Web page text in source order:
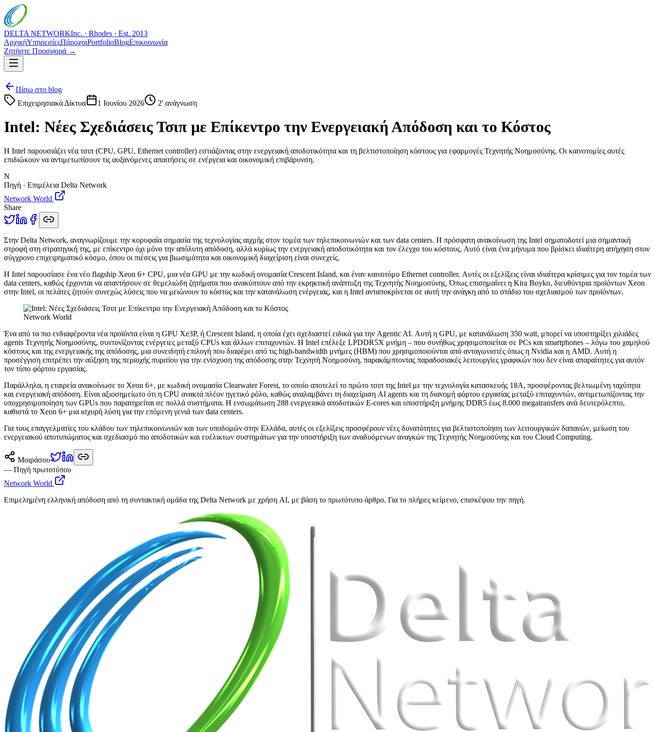
DELTA NETWORKInc. · Rhodes · Est. 2013
ΑρχικήΥπηρεσίεςΠάροχοιPortfolioBlogΕπικοινωνία
Ζητήστε Προσφορά →
Πίσω στο blog
Επιχειρησιακά Δίκτυα
1 Ιουνίου 2026 2' ανάγνωση
Intel: Νέες Σχεδιάσεις Τσιπ με Επίκεντρο την Ενεργειακή Απόδοση και το Κόστος
Η Intel παρουσιάζει νέα τσιπ (CPU, GPU, Ethernet controller) εστιάζοντας στην ενεργειακή αποδοτικότητα και τη βελτιστοποίηση κόστους για εφαρμογές Τεχνητής Νοημοσύνης. Οι καινοτομίες αυτές
επιδιώκουν να αντιμετωπίσουν τις αυξανόμενες απαιτήσεις σε ενέργεια και οικονομική επιβάρυνση.
N
Πηγή · Επιμέλεια Delta Network
Network World
Share
Στην Delta Network, αναγνωρίζουμε την κορυφαία σημασία της τεχνολογίας αιχμής στον τομέα των τηλεπικοινωνιών και των data centers. Η πρόσφατη ανακοίνωση της Intel σηματοδοτεί μια σημαντική
στροφή στη στρατηγική της, με επίκεντρο όχι μόνο την απόλυτη απόδοση, αλλά κυρίως την ενεργειακή αποδοτικότητα και τον έλεγχο του κόστους. Αυτό είναι ένα μήνυμα που βρίσκει ιδιαίτερη απήχηση στον
σύγχρονο επιχειρηματικό κόσμο, όπου οι πιέσεις για βιωσιμότητα και οικονομική διαχείριση είναι συνεχείς.
Η Intel παρουσίασε ένα νέο flagship Xeon 6+ CPU, μια νέα GPU με την κωδική ονομασία Crescent Island, και έναν καινοτόμο Ethernet controller. Αυτές οι εξελίξεις είναι ιδιαίτερα κρίσιμες για τον τομέα των
data centers, καθώς έρχονται να απαντήσουν σε θεμελιώδη ζητήματα που ανακύπτουν από την εκρηκτική ανάπτυξη της Τεχνητής Νοημοσύνης. Όπως επισημαίνει η Kira Boyko, διευθύντρια προϊόντων Xeon
στην Intel, οι πελάτες ζητούν συνεχώς λύσεις που να μειώνουν το κόστος και την κατανάλωση ενέργειας, και η Intel ανταποκρίνεται σε αυτή την ανάγκη από το στάδιο του σχεδιασμού των προϊόντων.
Network World
Ένα από τα πιο ενδιαφέροντα νέα προϊόντα είναι η GPU Xe3P, ή Crescent Island, η οποία έχει σχεδιαστεί ειδικά για την Agentic AI. Αυτή η GPU, με κατανάλωση 350 watt, μπορεί να υποστηρίξει χιλιάδες
agents Τεχνητής Νοημοσύνης, συντονίζοντας ενέργειες μεταξύ CPUs και άλλων επιταχυντών. Η Intel επέλεξε LPDDR5X μνήμη – που συνήθως χρησιμοποιείται σε PCs και smartphones – λόγω του χαμηλού
κόστους και της ενεργειακής της απόδοσης, μια συνειδητή επιλογή που διαφέρει από τις high-bandwidth μνήμες (HBM) που χρησιμοποιούνται από ανταγωνιστές όπως η Nvidia και η AMD. Αυτή η
προσέγγιση επιτρέπει την αύξηση της περιοχής πυριτίου για την ενίσχυση της απόδοσης στην Τεχνητή Νοημοσύνη, παρακάμπτοντας παραδοσιακές λειτουργίες γραφικών που δεν είναι απαραίτητες για αυτόν
τον τύπο φόρτου εργασίας.
Παράλληλα, η εταιρεία ανακοίνωσε το Xeon 6+, με κωδική ονομασία Clearwater Forest, το οποίο αποτελεί το πρώτο τσιπ της Intel με την τεχνολογία κατασκευής 18A, προσφέροντας βελτιωμένη ταχύτητα
και ενεργειακή απόδοση. Είναι αξιοσημείωτο ότι η CPU ανακτά πλέον ηγετικό ρόλο, καθώς αναλαμβάνει τη διαχείριση AI agents και τη διανομή φόρτου εργασίας μεταξύ επιταχυντών, αντιμετωπίζοντας την
υποχρησιμοποίηση των GPUs που παρατηρείται σε πολλά συστήματα. Η ενσωμάτωση 288 ενεργειακά αποδοτικών E-cores και υποστήριξη μνήμης DDR5 έως 8.000 megatransfers ανά δευτερόλεπτο,
καθιστά το Xeon 6+ μια ισχυρή λύση για την επόμενη γενιά των data centers.
Για τους επαγγελματίες του κλάδου των τηλεπικοινωνιών και των υποδομών στην Ελλάδα, αυτές οι εξελίξεις προσφέρουν νέες δυνατότητες για βελτιστοποίηση των λειτουργικών δαπανών, μείωση του
ενεργειακού αποτυπώματος και σχεδιασμό πιο αποδοτικών και ευέλικτων συστημάτων για την υποστήριξη των αναδυόμενων αναγκών της Τεχνητής Νοημοσύνης και του Cloud Computing.
Μοιράσου
— Πηγή πρωτοτύπου
Network World
Επιμελημένη ελληνική απόδοση από τη συντακτική ομάδα της Delta Network με χρήση AI, με βάση το πρωτότυπο άρθρο. Για το πλήρες κείμενο, επισκέψου την πηγή.